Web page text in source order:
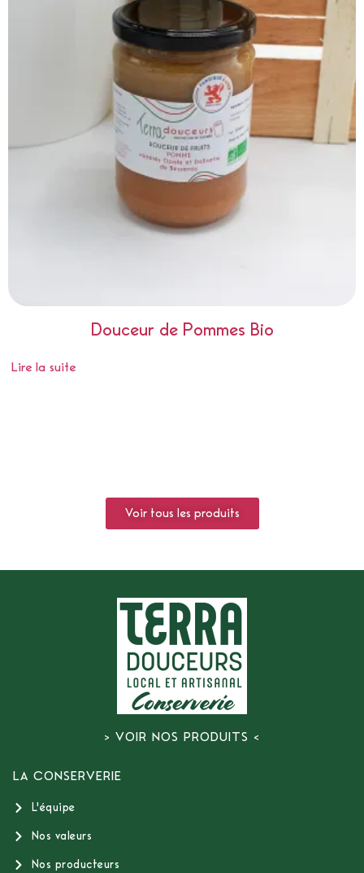
Douceur de Pommes Bio
Lire la suite
Voir tous les produits
> VOIR NOS PRODUITS <
LA CONSERVERIE
L'équipe
Nos valeurs
Nos producteurs